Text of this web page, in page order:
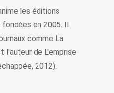
les éditions
fondées en 2005. Il
comme La
l'auteur de L'emprise
2012).